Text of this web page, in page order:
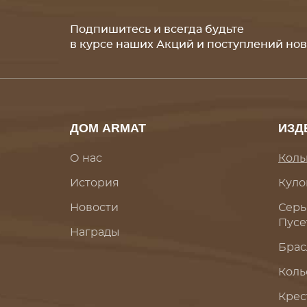
Подпишитесь и всегда будьте
в курсе наших Акций и поступлений
ДОМ ARMAT
О нас
История
Новости
Награды